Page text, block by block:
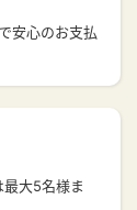
安心のお支払
大5名様ま